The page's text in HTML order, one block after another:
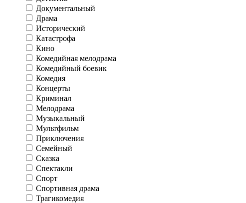
Документальный
Драма
Исторический
Катастрофа
Кино
Комедийная мелодрама
Комедийный боевик
Комедия
Концерты
Криминал
Мелодрама
Музыкальный
Мультфильм
Приключения
Семейный
Сказка
Спектакли
Спорт
Спортивная драма
Трагикомедия